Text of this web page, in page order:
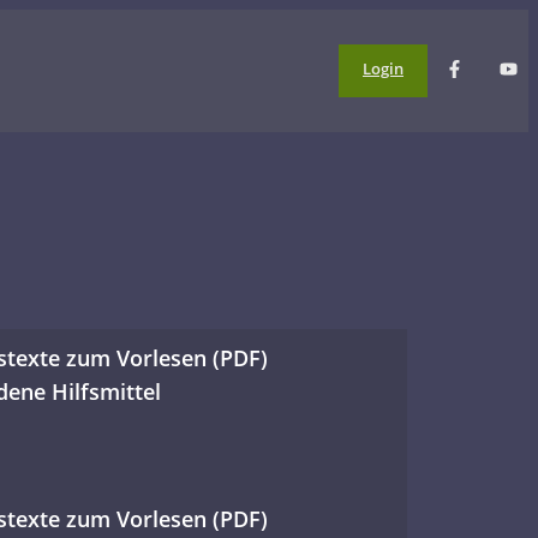
Login
Einzigartigkeit
zum Vorlesen (PDF)
Hilfsmittel
zum Vorlesen (PDF)